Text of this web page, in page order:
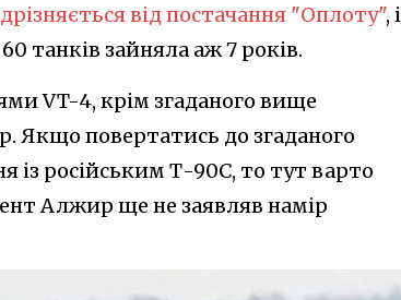
від постачання "Оплоту", і
танків зайняла аж 7 років.
VT-4, крім згаданого вище
Якщо повертатись до згаданого
із російським Т-90С, то тут варто
Алжир ще не заявляв намір